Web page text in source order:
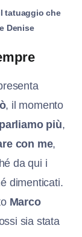
tatuaggio che
Denise
, il momento
più,
con me,
da qui i
dimenticati.
Marco
sia stata